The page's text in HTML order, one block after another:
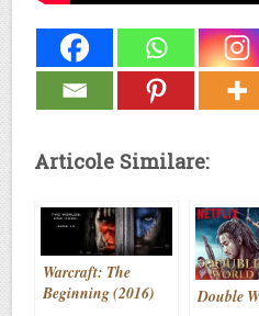
Articole Similare:
Warcraft: The
Beginning (2016)
Double